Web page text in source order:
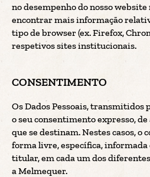
no desempenho do nosso website
encontrar mais informação
tipo de browser (ex. Firefox,
respetivos sites institucionais.
CONSENTIMENTO
Os Dados Pessoais,
o seu consentimento expresso,
que se destinam. Nestes casos, o
forma livre, específica, informada
titular, em cada um dos
a Melmequer.